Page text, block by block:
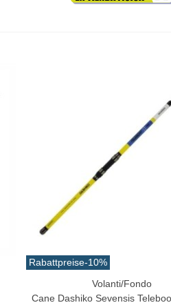
Rabattpreise-10%
VorschauVolanti/Fondo
Cane Dashiko Sevensis